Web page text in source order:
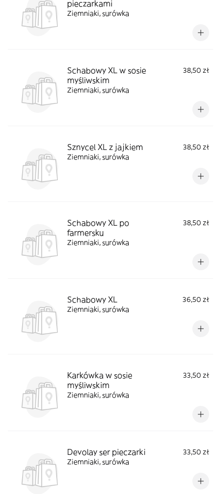
pieczarkami
Ziemniaki, surówka
Schabowy XL w sosie
myśliwskim
38,50 zł
Ziemniaki, surówka
Sznycel XL z jajkiem
38,50 zł
Ziemniaki, surówka
Schabowy XL po
farmersku
38,50 zł
Ziemniaki, surówka
Schabowy XL
36,50 zł
Ziemniaki, surówka
Karkówka w sosie
myśliwskim
33,50 zł
Ziemniaki, surówka
Devolay ser pieczarki
33,50 zł
Ziemniaki, surówka